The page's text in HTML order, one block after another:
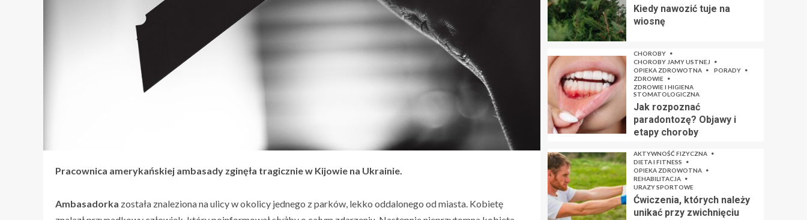
Pracownica amerykańskiej ambasady zginęła tragicznie w Kijowie na Ukrainie.
Ambasadorka została znaleziona na ulicy w okolicy jednego z parków, lekko oddalonego od miasta. Kobietę
Kiedy nawozić tuje na
wiosnę
CHOROBY
CHOROBY JAMY USTNEJ
OPIEKA ZDROWOTNA
PORADY
ZDROWIE
ZDROWIE I HIGIENA
STOMATOLOGICZNA
Jak rozpoznać
paradontozę? Objawy i
etapy choroby
AKTYWNOŚĆ FIZYCZNA
DIETA I FITNESS
OPIEKA ZDROWOTNA
REHABILITACJA
URAZY SPORTOWE
Ćwiczenia, których należy
unikać przy zwichnięciu